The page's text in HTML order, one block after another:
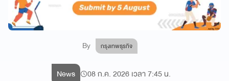
By กรุงเทพธุรกิจ
News 08 ก.ค. 2026 เวลา 7:45 น.